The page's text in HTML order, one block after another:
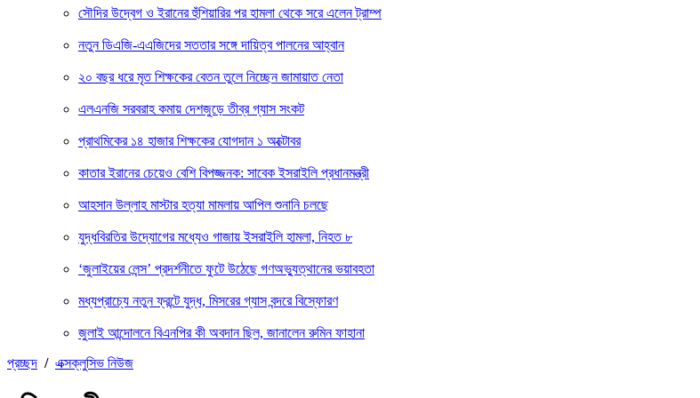
সৌদির উদ্বেগ ও ইরানের হুঁশিয়ারির পর হামলা থেকে সরে এলেন ট্রাম্প
নতুন ডিএজি-এএজিদের সততার সঙ্গে দায়িত্ব পালনের আহ্বান
২০ বছর ধরে মৃত শিক্ষকের বেতন তুলে নিচ্ছেন জামায়াত নেতা
এলএনজি সরবরাহ কমায় দেশজুড়ে তীব্র গ্যাস সংকট
প্রাথমিকের ১৪ হাজার শিক্ষকের যোগদান ১ অক্টোবর
কাতার ইরানের চেয়েও বেশি বিপজ্জনক: সাবেক ইসরাইলি প্রধানমন্ত্রী
আহসান উল্লাহ মাস্টার হত্যা মামলায় আপিল শুনানি চলছে
যুদ্ধবিরতির উদ্যোগের মধ্যেও গাজায় ইসরাইলি হামলা, নিহত ৮
‘জুলাইয়ের লেন্স’ প্রদর্শনীতে ফুটে উঠেছে গণঅভ্যুত্থানের ভয়াবহতা
মধ্যপ্রাচ্যে নতুন ফ্রন্টে যুদ্ধ, মিসরের গ্যাস বন্দরে বিস্ফোরণ
জুলাই আন্দোলনে বিএনপির কী অবদান ছিল, জানালেন রুমিন ফাহানা
প্রচ্ছদ / এক্সক্লুসিভ নিউজ